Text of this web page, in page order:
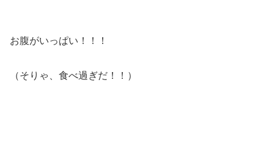
お腹がいっぱい！！！
（そりゃ、食べ過ぎだ！！）